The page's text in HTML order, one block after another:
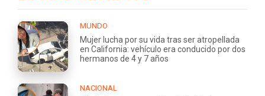
MUNDO
Mujer lucha por su vida tras ser atropellada
en California: vehículo era conducido por dos
hermanos de 4 y 7 años
NACIONAL